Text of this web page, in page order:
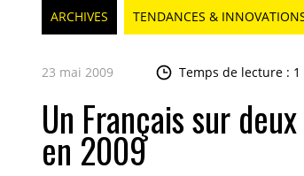
ARCHIVES TENDANCES &
23 mai 2009 Temps de lecture :
Un Français sur
en 2009